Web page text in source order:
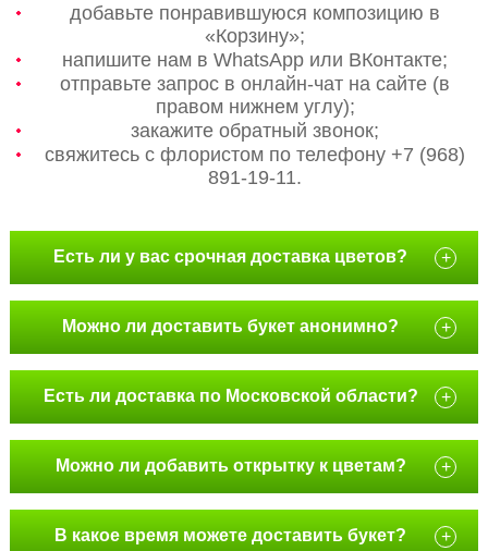
добавьте понравившуюся композицию в
«Корзину»;
напишите нам в WhatsApp или ВКонтакте;
отправьте запрос в онлайн-чат на сайте (в
правом нижнем углу);
закажите обратный звонок;
свяжитесь с флористом по телефону +7 (968)
891-19-11.
Есть ли у вас срочная доставка цветов? +
Можно ли доставить букет анонимно? +
Есть ли доставка по Московской области? +
Можно ли добавить открытку к цветам? +
В какое время можете доставить букет? +